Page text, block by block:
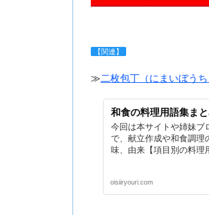
【関連】
≫二枚包丁（にまいぼう
和食の料理用語集ま
今回は本サイトや姉妹ブ
で、献立作成や和食調理
味、由来【項目別の料理
oisiiryouri.com